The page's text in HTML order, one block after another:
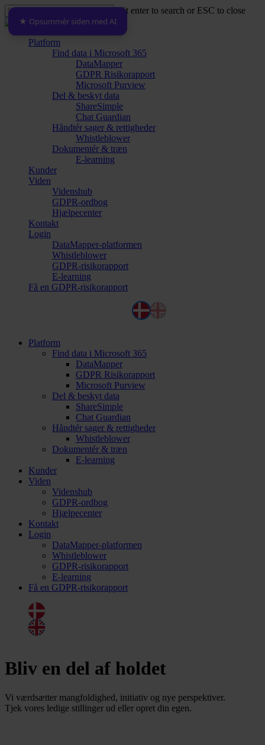
Skip
to
main
content
Hit enter to search or ESC to close
Close
Search
Platform
Find data i Microsoft 365
DataMapper
GDPR Risikorapport
Microsoft Purview
Del & beskyt data
ShareSimple
Chat Guardian
Håndtér sager & rettigheder
Whistleblower
Dokumentér & træn
E-learning
Kunder
Viden
Videnshub
GDPR-ordbog
Hjælpecenter
Kontakt
Login
DataMapper-platformen
Whistleblower
GDPR-risikorapport
E-learning
Få en GDPR-risikorapport
DanskEnglish
Platform
Find data i Microsoft 365
DataMapper
GDPR Risikorapport
Microsoft Purview
Del & beskyt data
ShareSimple
Chat Guardian
Håndtér sager & rettigheder
Whistleblower
Dokumentér & træn
E-learning
Kunder
Viden
Videnshub
GDPR-ordbog
Hjælpecenter
Kontakt
Login
DataMapper-platformen
Whistleblower
GDPR-risikorapport
E-learning
Få en GDPR-risikorapport
Dansk
Bliv en del af holdet
Vi værdsætter mangfoldighed, initiativ og nye perspektiver.
Tjek vores ledige stillinger ud eller opret din egen.
★ Opsummér siden med AI